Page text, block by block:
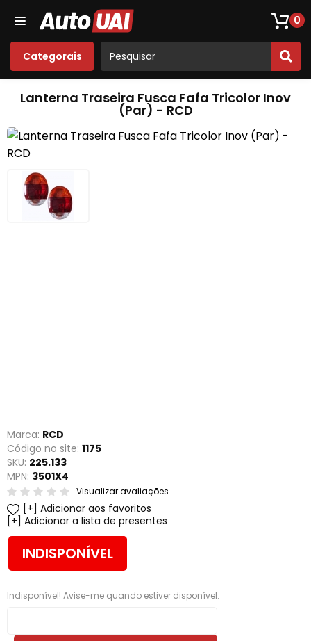
0
Categorais
Loja De Peças De Fusca Som
Lanterna Traseira Fusca Fafa Tricolor Inov
(Par) - RCD
Marca: RCD
Código no site: 1175
SKU: 225.133
MPN: 3501X4
Visualizar avaliações
Adicionar aos favoritos
Adicionar a lista de presentes
INDISPONÍVEL
Indisponível! Avise-me quando estiver disponível: